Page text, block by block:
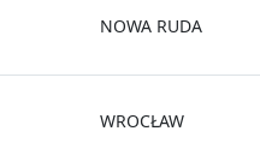
NOWA RUDA
WROCŁAW